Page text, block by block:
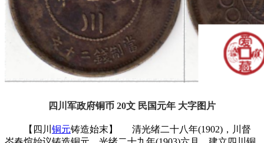
四川军政府铜币 20文 民国元年 大字图片
【四川 铜元铸造始末】 清光绪二十八年(1902)，川督